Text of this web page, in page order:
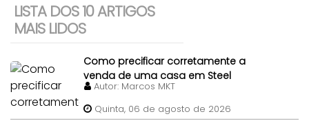
LISTA DOS 10 ARTIGOS
MAIS LIDOS
Como precificar corretamente a
venda de uma casa em Steel
Frame?
Autor: Marcos MKT
Quinta, 06 de agosto de 2026